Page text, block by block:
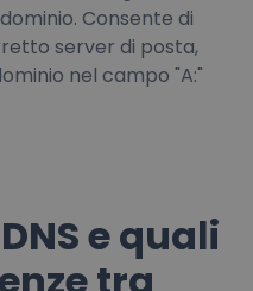
Consente di
server di posta,
nel campo "A:"
e quali